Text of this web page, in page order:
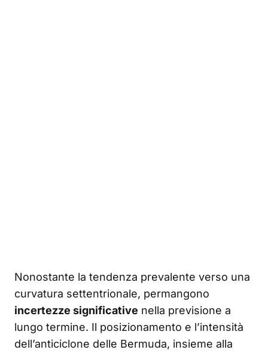
Nonostante la tendenza prevalente verso una
curvatura settentrionale, permangono
incertezze significative nella previsione a
lungo termine. Il posizionamento e l’intensità
dell’anticiclone delle Bermuda, insieme alla